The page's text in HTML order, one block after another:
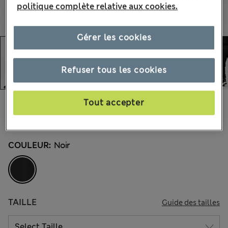
8 les commentaires reçus
Tous les prix incluent les taxes et les frais de douanes
COULEUR: Noir
TAILLE Guide des tailles
politique complète relative aux cookies.
Refuser tous les cookies
Tout accepter
Gérer les cookies